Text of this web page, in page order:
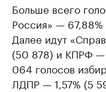
Больше всего
Россия» — 67,88%
Далее идут
(50 878) и КПРФ —
064 голосов
ЛДПР — 1,57% (5